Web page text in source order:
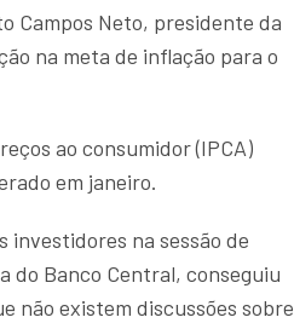
Campos Neto, presidente da
na meta de inflação para o
ao consumidor (IPCA)
em janeiro.
investidores na sessão de
do Banco Central, conseguiu
não existem discussões sobre